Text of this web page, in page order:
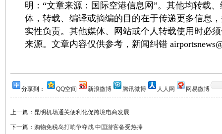
明：“文章来源：国际空港信息网”。其他均转载
体，转载、编译或摘编的目的在于传递更多信息
实性负责。其他媒体、网站或个人转载使用时必
来源。文章内容仅供参考，新闻纠错
分享到： QQ空间 新浪微博 腾讯微博 人人网 网易微博
上一篇： 昆明机场通关便利化促跨境电商发展
下一篇： 购物免税岛打响争夺战 中国游客备受热捧